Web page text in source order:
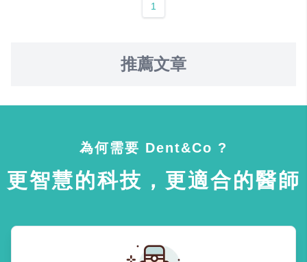
1
推薦文章
為何需要 Dent&Co ?
更智慧的科技，更適合的醫師